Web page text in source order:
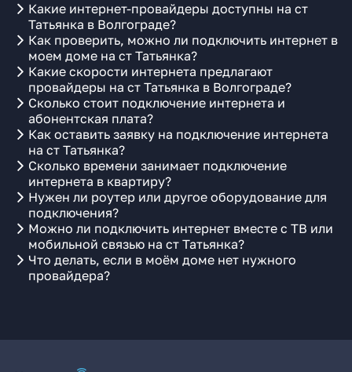
Какие интернет-провайдеры доступны на ст
Татьянка в Волгограде?
Как проверить, можно ли подключить интернет в
моем доме на ст Татьянка?
Какие скорости интернета предлагают
провайдеры на ст Татьянка в Волгограде?
Сколько стоит подключение интернета и
абонентская плата?
Как оставить заявку на подключение интернета
на ст Татьянка?
Сколько времени занимает подключение
интернета в квартиру?
Нужен ли роутер или другое оборудование для
подключения?
Можно ли подключить интернет вместе с ТВ или
мобильной связью на ст Татьянка?
Что делать, если в моём доме нет нужного
провайдера?